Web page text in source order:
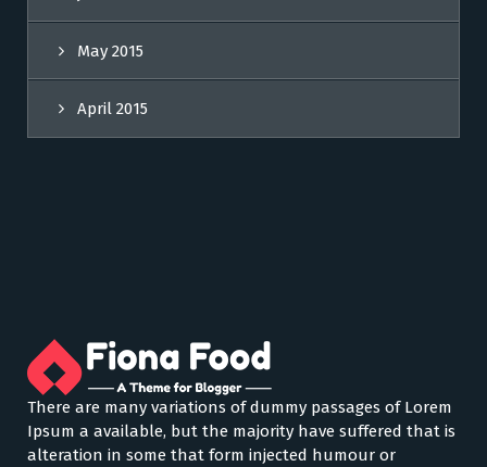
May 2015
April 2015
There are many variations of dummy passages of Lorem
Ipsum a available, but the majority have suffered that is
alteration in some that form injected humour or